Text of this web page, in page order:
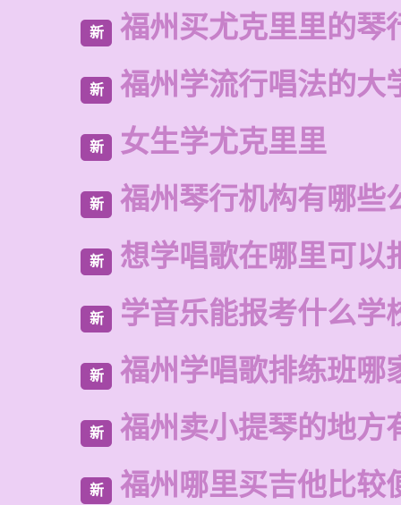
新 福州买尤克里里的琴
新 福州学流行唱法的大
新 女生学尤克里里
新 福州琴行机构有哪些
新 想学唱歌在哪里可以
新 学音乐能报考什么学
新 福州学唱歌排练班哪
新 福州卖小提琴的地方
新 福州哪里买吉他比较